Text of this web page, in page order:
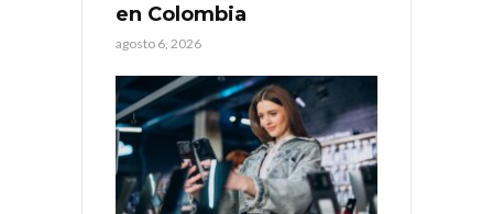
en Colombia
agosto 6, 2026